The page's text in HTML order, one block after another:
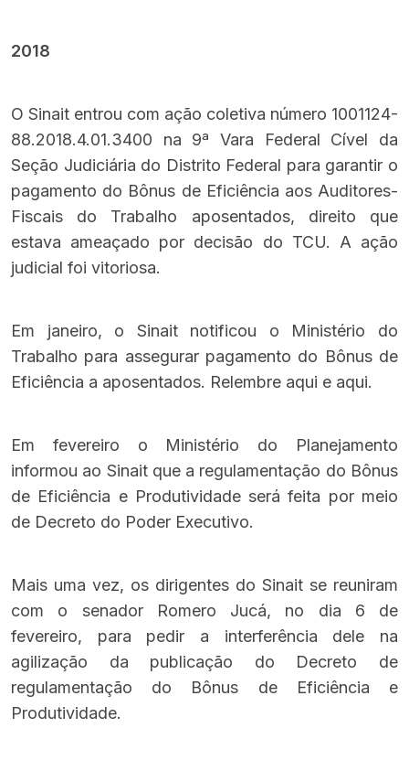
2018
O Sinait entrou com ação coletiva número 1001124-
88.2018.4.01.3400 na 9ª Vara Federal Cível da
Seção Judiciária do Distrito Federal para garantir o
pagamento do Bônus de Eficiência aos Auditores-
Fiscais do Trabalho aposentados, direito que
estava ameaçado por decisão do TCU. A ação
judicial foi vitoriosa.
Em janeiro, o Sinait notificou o Ministério do
Trabalho para assegurar pagamento do Bônus de
Eficiência a aposentados. Relembre aqui e aqui.
Em fevereiro o Ministério do Planejamento
informou ao Sinait que a regulamentação do Bônus
de Eficiência e Produtividade será feita por meio
de Decreto do Poder Executivo.
Mais uma vez, os dirigentes do Sinait se reuniram
com o senador Romero Jucá, no dia 6 de
fevereiro, para pedir a interferência dele na
agilização da publicação do Decreto de
regulamentação do Bônus de Eficiência e
Produtividade.